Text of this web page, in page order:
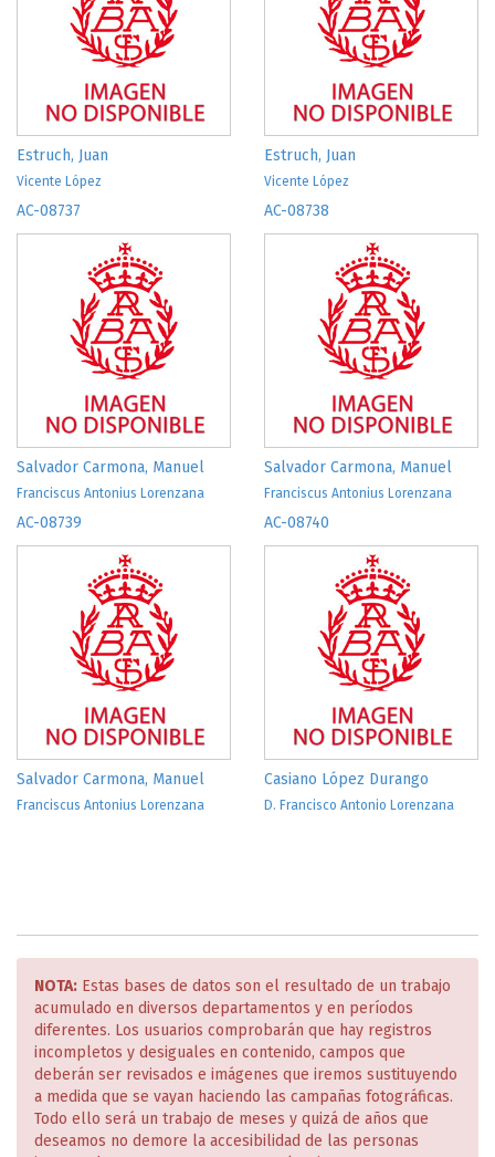
Estruch, Juan
Vicente López
Estruch, Juan
Vicente López
AC-08737
Salvador Carmona, Manuel
Franciscus Antonius Lorenzana
AC-08738
Salvador Carmona, Manuel
Franciscus Antonius Lorenzana
AC-08739
Salvador Carmona, Manuel
Franciscus Antonius Lorenzana
AC-08740
Casiano López Durango
D. Francisco Antonio Lorenzana
NOTA: Estas bases de datos son el resultado de un trabajo
acumulado en diversos departamentos y en períodos
diferentes. Los usuarios comprobarán que hay registros
incompletos y desiguales en contenido, campos que
deberán ser revisados e imágenes que iremos sustituyendo
a medida que se vayan haciendo las campañas fotográficas.
Todo ello será un trabajo de meses y quizá de años que
deseamos no demore la accesibilidad de las personas